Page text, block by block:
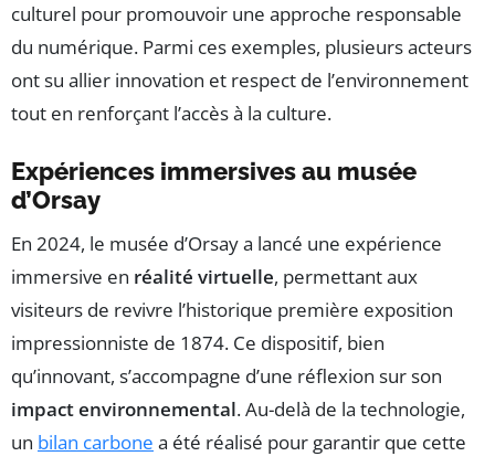
culturel pour promouvoir une approche responsable
du numérique. Parmi ces exemples, plusieurs acteurs
ont su allier innovation et respect de l’environnement
tout en renforçant l’accès à la culture.
Expériences immersives au musée
d’Orsay
En 2024, le musée d’Orsay a lancé une expérience
immersive en réalité virtuelle, permettant aux
visiteurs de revivre l’historique première exposition
impressionniste de 1874. Ce dispositif, bien
qu’innovant, s’accompagne d’une réflexion sur son
impact environnemental. Au-delà de la technologie,
un bilan carbone a été réalisé pour garantir que cette